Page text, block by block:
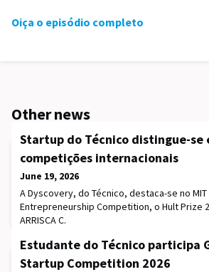
Oiça o episódio completo
Other news
Startup do Técnico distingue-se
competições internacionais
June 19, 2026
A Dyscovery, do Técnico, destaca-se no
Entrepreneurship Competition, o Hult Prize
ARRISCA C.
Estudante do Técnico participa
Startup Competition 2026